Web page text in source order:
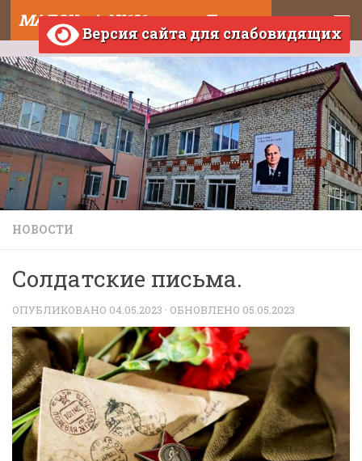
Skip to content МАДОУ д/с №121 города Тюмени
Версия сайта для слабовидящих
НОВОСТИ
Солдатские письма.
ОПУБЛИКОВАНО 04.05.2023 · ОБНОВЛЕНО 05.05.2023